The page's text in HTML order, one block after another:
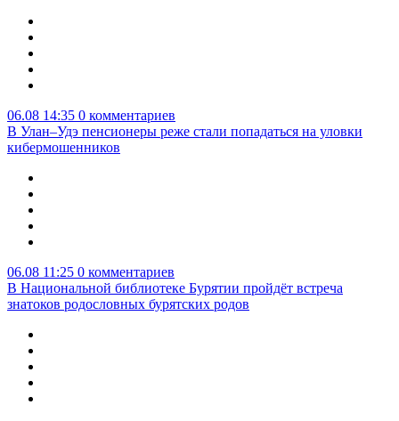
06.08 14:35 0 комментариев
В Улан–Удэ пенсионеры реже стали попадаться на уловки
кибермошенников
06.08 11:25 0 комментариев
В Национальной библиотеке Бурятии пройдёт встреча
знатоков родословных бурятских родов